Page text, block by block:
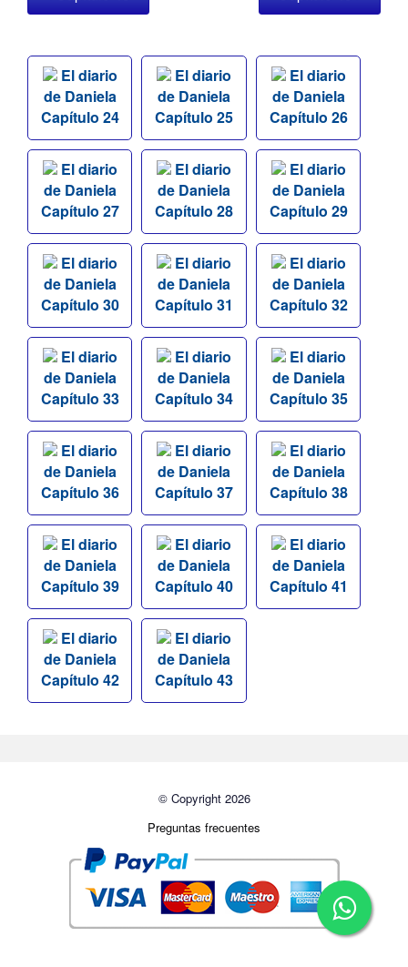
El diario
de Daniela
Capítulo 24
El diario
de Daniela
Capítulo 25
El diario
de Daniela
Capítulo 26
El diario
de Daniela
Capítulo 27
El diario
de Daniela
Capítulo 28
El diario
de Daniela
Capítulo 29
El diario
de Daniela
Capítulo 30
El diario
de Daniela
Capítulo 31
El diario
de Daniela
Capítulo 32
El diario
de Daniela
Capítulo 33
El diario
de Daniela
Capítulo 34
El diario
de Daniela
Capítulo 35
El diario
de Daniela
Capítulo 36
El diario
de Daniela
Capítulo 37
El diario
de Daniela
Capítulo 38
El diario
de Daniela
Capítulo 39
El diario
de Daniela
Capítulo 40
El diario
de Daniela
Capítulo 41
El diario
de Daniela
Capítulo 42
El diario
de Daniela
Capítulo 43
© Copyright 2026
Preguntas frecuentes